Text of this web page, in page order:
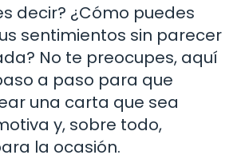
decir? ¿Cómo puedes
sentimientos sin parecer
No te preocupes, aquí
a paso para que
una carta que sea
y, sobre todo,
la ocasión.